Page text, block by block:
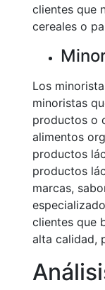
clientes que
cereales o
Los
minoristas
productos o
alimentos
productos
productos
marcas,
clientes que
alta calidad,